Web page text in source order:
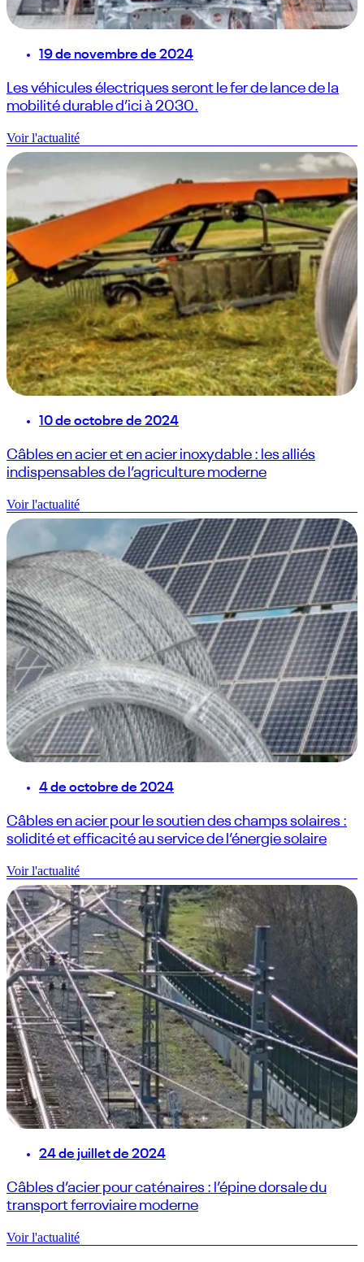
19 de novembre de 2024
Les véhicules électriques seront le fer de lance de la
mobilité durable d’ici à 2030.
Voir l'actualité
10 de octobre de 2024
Câbles en acier et en acier inoxydable : les alliés
indispensables de l’agriculture moderne
Voir l'actualité
4 de octobre de 2024
Câbles en acier pour le soutien des champs solaires :
solidité et efficacité au service de l’énergie solaire
Voir l'actualité
24 de juillet de 2024
Câbles d’acier pour caténaires : l’épine dorsale du
transport ferroviaire moderne
Voir l'actualité